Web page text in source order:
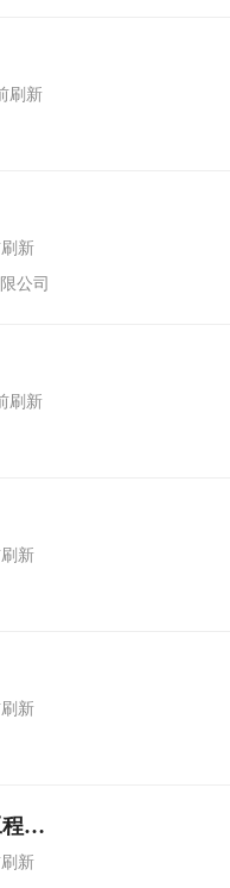
刷新
新
公司
刷新
新
新
后台服务器开发（资深工程师）
新